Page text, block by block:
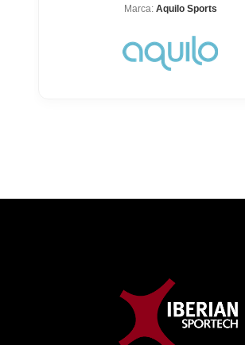
Marca: Aquilo Sports